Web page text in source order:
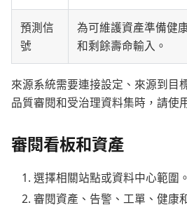
預測信
號
為可維護資產準備健
和剩餘壽命輸入。
來源系統需要連接設定、來源到目
品質審閱和受治理資料集時，請使用
審閱看板和資產
選擇相關站點或資料中心範圍。
審閱資產、告警、工單、健康